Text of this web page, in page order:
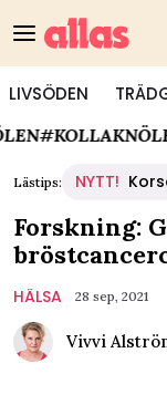
LIVSÖDEN
#KOLLAKNÖLEN
Lästips: NYTT!
Forskning:
HÄLSA 28 sep, 2021
Vivvi